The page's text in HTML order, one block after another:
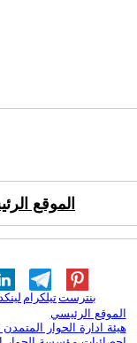
الموقع
تيلكرامبنترست
الموقع الرئيسي
هيئة ادارة الحوار المتمدن